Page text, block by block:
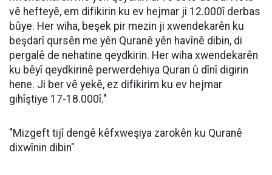
vê hefteyê, em difikirin ku ev hejmar ji 12.000î derbas
bûye. Her wiha, beşek pir mezin ji xwendekarên ku
beşdarî qursên me yên Quranê yên havînê dibin, di
pergalê de nehatine qeydkirin. Her wiha xwendekarên
ku bêyî qeydkirinê perwerdehiya Quran û dînî digirin
hene. Ji ber vê yekê, ez difikirim ku ev hejmar
gihîştiye 17-18.000î."
"Mizgeft tijî dengê kêfxweşiya zarokên ku Quranê
dixwînin dibin"